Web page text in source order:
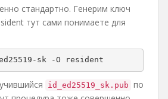
стандартно. Генерим ключ
тут сами понимаете для
sk -O resident
id_ed25519_sk.pub по